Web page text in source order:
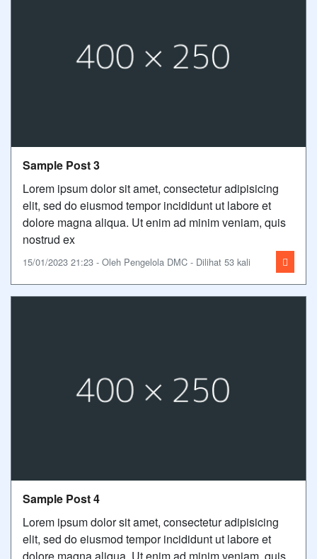
Sample Post 3
Lorem ipsum dolor sit amet, consectetur adipisicing
elit, sed do eiusmod tempor incididunt ut labore et
dolore magna aliqua. Ut enim ad minim veniam, quis
nostrud ex
15/01/2023 21:23 - Oleh Pengelola DMC - Dilihat 53 kali
Sample Post 4
Lorem ipsum dolor sit amet, consectetur adipisicing
elit, sed do eiusmod tempor incididunt ut labore et